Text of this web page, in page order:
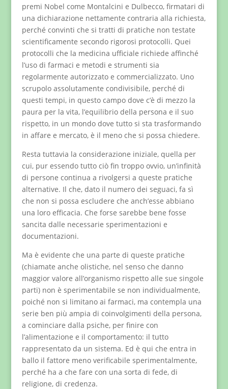
premi Nobel come Montalcini e Dulbecco, firmatari di
una dichiarazione nettamente contraria alla richiesta,
perché convinti che si tratti di pratiche non testate
scientificamente secondo rigorosi protocolli. Quei
protocolli che la medicina ufficiale richiede affinché
l’uso di farmaci e metodi e strumenti sia
regolarmente autorizzato e commercializzato. Uno
scrupolo assolutamente condivisibile, perché di
questi tempi, in questo campo dove c’è di mezzo la
paura per la vita, l’equilibrio della persona e il suo
rispetto, in un mondo dove tutto si sta trasformando
in affare e mercato, è il meno che si possa chiedere.
Resta tuttavia la considerazione iniziale, quella per
cui, pur essendo tutto ciò fin troppo ovvio, un’infinità
di persone continua a rivolgersi a queste pratiche
alternative. Il che, dato il numero dei seguaci, fa sì
che non si possa escludere che anch’esse abbiano
una loro efficacia. Che forse sarebbe bene fosse
sancita dalle necessarie sperimentazioni e
documentazioni.
Ma è evidente che una parte di queste pratiche
(chiamate anche olistiche, nel senso che danno
maggior valore all’organismo rispetto alle sue singole
parti) non è sperimentabile se non individualmente,
poiché non si limitano ai farmaci, ma contempla una
serie ben più ampia di coinvolgimenti della persona,
a cominciare dalla psiche, per finire con
l’alimentazione e il comportamento: il tutto
rappresentato da un sistema. Ed è qui che entra in
ballo il fattore meno verificabile sperimentalmente,
perché ha a che fare con una sorta di fede, di
religione, di credenza.